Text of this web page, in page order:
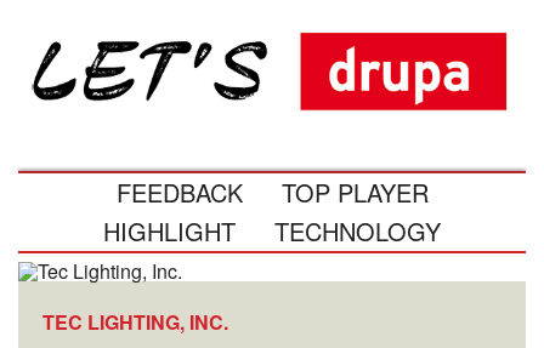
FEEDBACK
TOP PLAYER
HIGHLIGHT
TECHNOLOGY
TEC LIGHTING, INC.